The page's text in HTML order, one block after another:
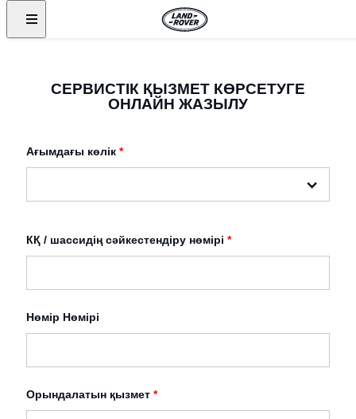
СЕРВИСТІК ҚЫЗМЕТ КӨРСЕТУГЕ
ОНЛАЙН ЖАЗЫЛУ
Ағымдағы көлік *
КҚ / шассидің сәйкестендіру нөмірі *
Нөмір Нөмірі
Орындалатын қызмет *